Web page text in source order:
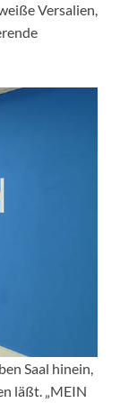
Versalien,
Saal hinein,
läßt. „MEIN